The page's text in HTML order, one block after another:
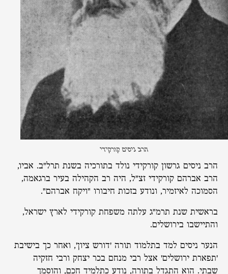
הרב ניסים קורקידי
הרב ניסים גרשון קורקידי נולד בתורכיה בשנת תרל"ב. אביו,
הרב אברהם קורקידי זצ"ל, היה רב הקהילה בעיר ברגאמה,
הסמוכה לאיזמיר, ונודע בזכות חיבורו "ויקח אברהם".
בראשית שנת תרמ"ג עלתה משפחת קורקידי לארץ ישראל,
והתיישבו בירושלים.
הנער ניסים למד בתלמוד תורה 'דורש ציון', ואחר כך בישיבת
'תפארת ירושלים' אצל רבי מנחם בכר יצחק ורבי חזקיה
שבתי. הוא התגדל בתורה, נודע כתלמיד חכם, והוסמך